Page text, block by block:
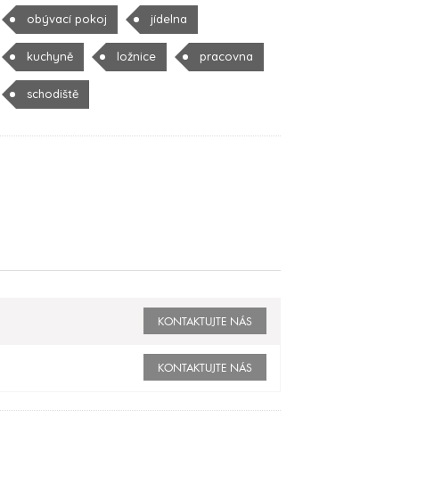
obývací pokoj jídelna
kuchyně ložnice pracovna
schodiště
KONTAKTUJTE NÁS
KONTAKTUJTE NÁS